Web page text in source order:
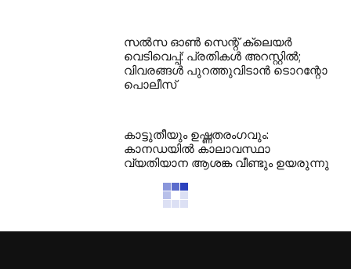
സൽസ ഓൺ സെന്റ് ക്ലെയർ
വെടിവെപ്പ്: പ്രതികൾ അറസ്റ്റിൽ;
വിവരങ്ങൾ പുറത്തുവിടാൻ ടൊറന്റോ
പൊലീസ്
കാട്ടുതീയും ഉഷ്ണതരംഗവും:
കാനഡയിൽ കാലാവസ്ഥാ
വ്യതിയാന ആശങ്ക വീണ്ടും ഉയരുന്നു